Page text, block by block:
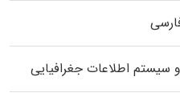
اطلاعات جغرافیایی